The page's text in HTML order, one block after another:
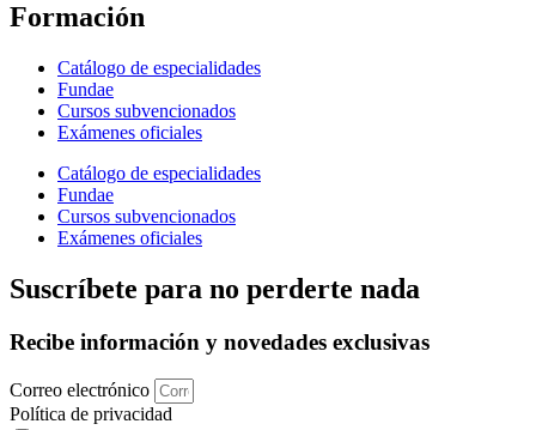
Formación
Catálogo de especialidades
Fundae
Cursos subvencionados
Exámenes oficiales
Catálogo de especialidades
Fundae
Cursos subvencionados
Exámenes oficiales
Suscríbete para no perderte nada
Recibe información y novedades exclusivas
Correo electrónico
Política de privacidad